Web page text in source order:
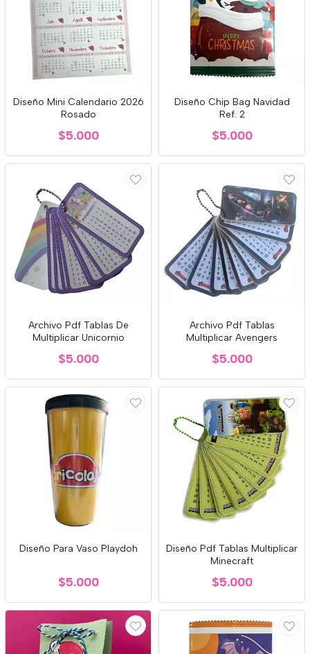
Diseño Mini Calendario 2026
Rosado
$5.000
Diseño Chip Bag Navidad
Ref. 2
$5.000
Archivo Pdf Tablas De
Multiplicar Unicornio
$5.000
Archivo Pdf Tablas
Multiplicar Avengers
$5.000
Diseño Para Vaso Playdoh
$5.000
Diseño Pdf Tablas Multiplicar
Minecraft
$5.000